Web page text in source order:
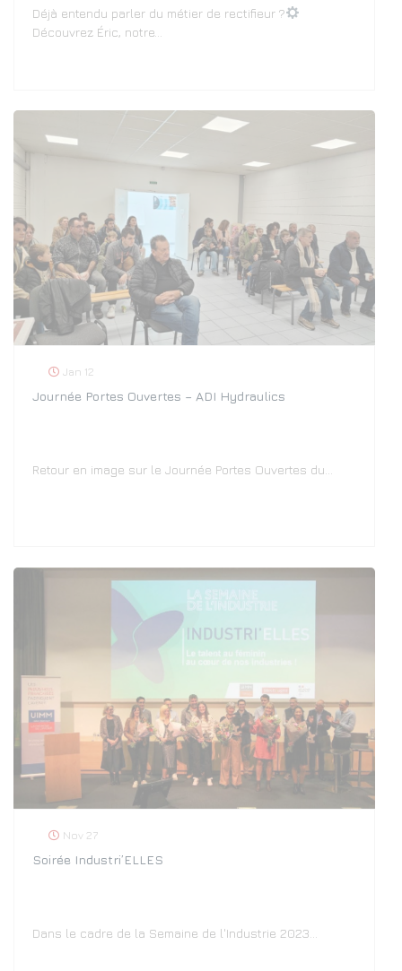
Déjà entendu parler du métier de rectifieur ?
Découvrez Éric, notre…
Jan 12
Journée Portes Ouvertes – ADI Hydraulics
Retour en image sur le Journée Portes Ouvertes du…
Nov 27
Soirée Industri’ELLES
Dans le cadre de la Semaine de l'Industrie 2023…